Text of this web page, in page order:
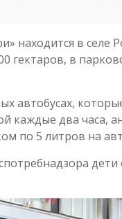
находится в селе
гектаров, в
автобусах,
каждые два часа,
по 5 литров на